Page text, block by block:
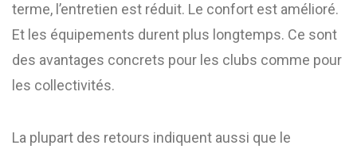
terme, l’entretien est réduit. Le confort est amélioré.
Et les équipements durent plus longtemps. Ce sont
des avantages concrets pour les clubs comme pour
les collectivités.
La plupart des retours indiquent aussi que le